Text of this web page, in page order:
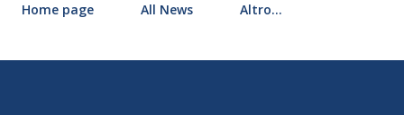
Home page
All News Altro…